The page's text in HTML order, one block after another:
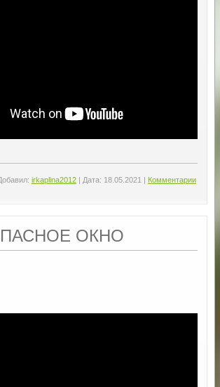
irkaplina2012 | Дата: 18.05.2021 | Комментарии
ОКНО